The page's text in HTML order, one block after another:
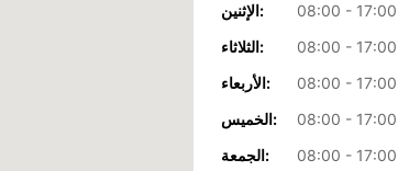
الإثنين:
08:00 - 17:00
الثلاثاء:
08:00 - 17:00
الأربعاء:
08:00 - 17:00
الخميس:
08:00 - 17:00
الجمعة:
08:00 - 17:00